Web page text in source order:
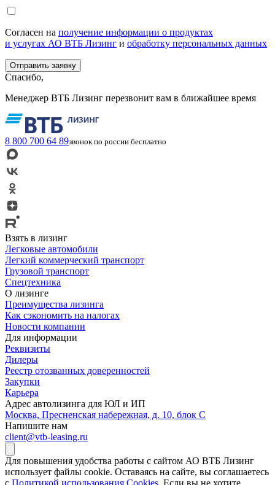
Согласен на получение информации о продуктах
и услугах АО ВТБ Лизинг и обработку персональных данных
Спасибо,
Менеджер ВТБ Лизинг перезвонит вам в ближайшее время
8 800 700 64 89звонок по россии бесплатно
Взять в лизинг
Легковые автомобили
Легкий коммерческий транспорт
Грузовой транспорт
Спецтехника
О лизинге
Преимущества лизинга
Как сэкономить на налогах
Новости компании
Для информации
Реквизиты
Дилеры
Реестр отозванных доверенностей
Закупки
Карьера
Адрес автолизинга для ЮЛ и ИП
Москва, Пресненская набережная, д. 10, блок С
Напишите нам
client@vtb-leasing.ru
Для повышения удобства работы с сайтом АО ВТБ Лизинг
использует файлы cookie. Оставаясь на сайте, вы соглашаетесь
с Политикой использования Cookies. Если вы не хотите,